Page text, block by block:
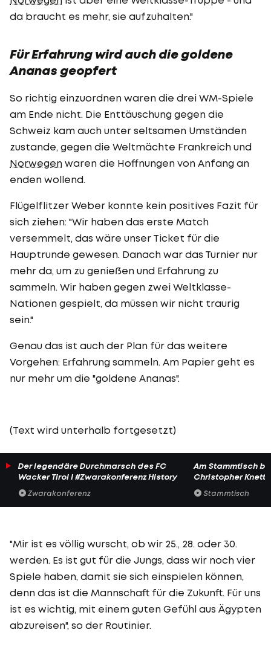
da braucht es mehr, sie aufzuhalten."
Für Erfahrung wird auch die goldene
Ananas geopfert
So richtig einzuordnen waren die drei WM-Spiele
am Ende nicht. Die Enttäuschung gegen die
Schweiz kam auch unter seltsamen Umständen
zustande, gegen die Weltmächte Frankreich und
Norwegen waren die Hoffnungen von Anfang an
enden wollend.
Flügelflitzer Weber konnte kein positives Fazit für
sich ziehen: "Wir haben das erste Match
versemmelt, das wäre unser Ticket für die
Hauptrunde gewesen. Danach war das Turnier nur
mehr da, um zu genießen und Erfahrung zu
sammeln. Wir haben gegen zwei Weltklasse-
Nationen gespielt, da müssen wir nicht traurig
sein."
Genau das ist auch der Plan für das weitere
Vorgehen: Erfahrung sammeln. Am Papier geht es
nur mehr um die "goldene Ananas".
(Text wird unterhalb fortgesetzt)
Der legendäre Durchmarsch des FC
Wacker Tirol I #Zwarakonferenz History
Zwarakonferenz
Am Stammtisch
Christopher Knett
Stammtisch
"Mir ist es völlig wurscht, ob wir 25., 28. oder 30.
werden. Es ist gut für die Jungs, dass wir noch vier
Spiele haben, damit sie sich einspielen können,
denn das ist die Mannschaft für die Zukunft. Für uns
ist es wichtig, mit einem guten Gefühl aus Ägypten
abzureisen", so der Routinier.